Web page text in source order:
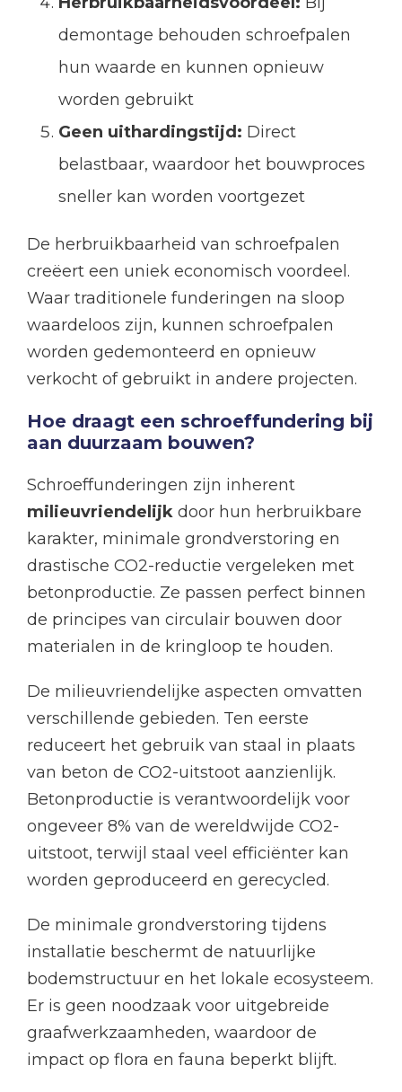
demontage behouden schroefpalen
hun waarde en kunnen opnieuw
worden gebruikt
Geen uithardingstijd: Direct
belastbaar, waardoor het bouwproces
sneller kan worden voortgezet
De herbruikbaarheid van schroefpalen
creëert een uniek economisch voordeel.
Waar traditionele funderingen na sloop
waardeloos zijn, kunnen schroefpalen
worden gedemonteerd en opnieuw
verkocht of gebruikt in andere projecten.
Hoe draagt een schroeffundering bij
aan duurzaam bouwen?
Schroeffunderingen zijn inherent
milieuvriendelijk door hun herbruikbare
karakter, minimale grondverstoring en
drastische CO2-reductie vergeleken met
betonproductie. Ze passen perfect binnen
de principes van circulair bouwen door
materialen in de kringloop te houden.
De milieuvriendelijke aspecten omvatten
verschillende gebieden. Ten eerste
reduceert het gebruik van staal in plaats
van beton de CO2-uitstoot aanzienlijk.
Betonproductie is verantwoordelijk voor
ongeveer 8% van de wereldwijde CO2-
uitstoot, terwijl staal veel efficiënter kan
worden geproduceerd en gerecycled.
De minimale grondverstoring tijdens
installatie beschermt de natuurlijke
bodemstructuur en het lokale ecosysteem.
Er is geen noodzaak voor uitgebreide
graafwerkzaamheden, waardoor de
impact op flora en fauna beperkt blijft.